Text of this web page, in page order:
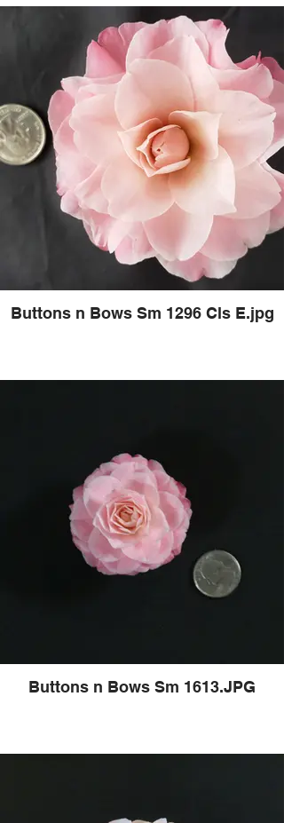
Buttons n Bows Sm 1296 Cls E.jpg
Buttons n Bows Sm 1613.JPG